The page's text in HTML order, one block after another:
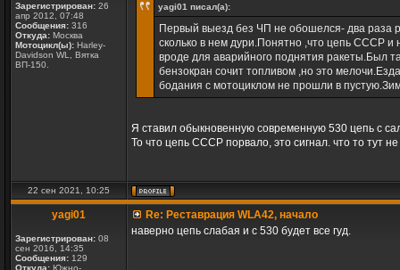
Зарегистрирован: 26
апр 2012, 07:48
Сообщения: 316
Откуда: Москва
Мотоцикл(ы): Harley-
Davidson WL, Вятка
ВП-150.
yagi01 писал(а):
Первый выезд без ЧП не обошелся- два раза
сколько в нем дури.Понятно ,что цепь СССР и
вроде для аварийного поднятия ракеты.Был
бензокран сочит топливом ,но это
бодания с мотоциклом не прошли в
Я ставил обыкновенную современную 530 цепь с
То что цепь СССР порвало, это сигнал. что то тут
22 сен 2021, 10:25
yagi01
Зарегистрирован: 08
сен 2016, 14:35
Сообщения: 129
Откуда: Южно-
Re: Реставрация WLA42, начало
наверно цепь слабая и с 530 будет все гуд.